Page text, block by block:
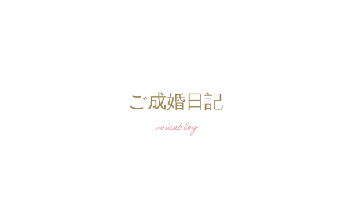
ご成婚日記
voiceblog